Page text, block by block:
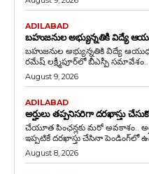
ADILABAD
బహుజనుల అభ్యున్నతికి విద్యే
బహుజనుల అభ్యున్నతికి విద్యే
రమేష్ లక్ష్మీపూర్‌లో బీఎస్పీ
August 9, 2026
ADILABAD
అర్హులు తప్పనిసరిగా దరఖాస్తు
చేయూత పింఛన్లకు మరో అవకాశం..
ఇప్పటికే దరఖాస్తు చేసినా పెండింగ్‌లో
August 8, 2026